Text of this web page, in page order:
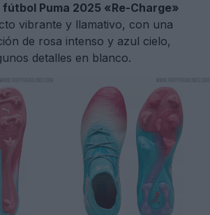
fútbol Puma 2025 «Re-Charge»
vibrante y llamativo, con una
de rosa intenso y azul cielo,
detalles en blanco.